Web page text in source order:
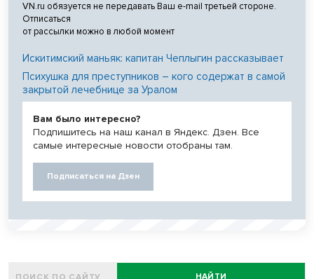
VN.ru обязуется не передавать Ваш e-mail третьей стороне.
Отписаться
от рассылки можно в любой момент
Искитимский маньяк: капитан Чеплыгин рассказывает
Психушка для преступников – кого содержат в самой
закрытой лечебнице за Уралом
Вам было интересно?
Подпишитесь на наш канал в Яндекс. Дзен. Все
самые интересные новости отобраны там.
Подписаться на Дзен
НАЙТИ